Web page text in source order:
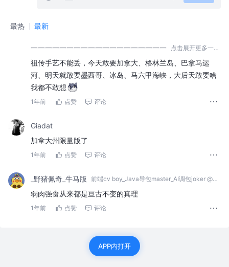
最热 最新
一一一一一一一一一一一一一一一一一一一 ㅤ点击展开更多ㅤㅤ一一一一一一一一一一一一一一一一一一一一一
祖传手艺不能丢，今天敢要加拿大、格林兰岛、巴拿马运
河、明天就敢要墨西哥、冰岛、马六甲海峡，大后天敢要啥
我都不敢想
1年前 点赞 评论
Giadat
加拿大州限量版了
1年前 点赞 评论
_野猪佩奇_牛马版 前端cv boy_Java导包master_AI调包joker @法律&&金融
弱肉强食从来都是亘古不变的真理
1年前 点赞 评论
APP内打开